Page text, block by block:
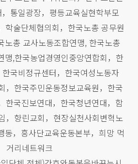
통일광장，평등교육실현학부모
학술단체협의회，한국노총 공무원
노총 교사노동조합연맹, 한국노총
맹,한국농업경영인중앙연합회，한
국비정규센터，한국여성노동자
，한국주민운동정보교육원，한국
한국진보연대，한국청년연대，함
，향린교회，현장실천사회변혁노
동，흥사단교육운동본부，희망 먹
거리네트워크